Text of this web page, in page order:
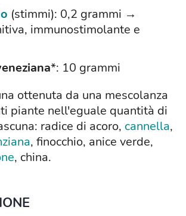
(stimmi): 0,2 grammi →
immunostimolante e
*: 10 grammi
ottenuta da una mescolanza
piante nell'eguale quantità di
radice di acoro, cannella,
, finocchio, anice verde,
, china.